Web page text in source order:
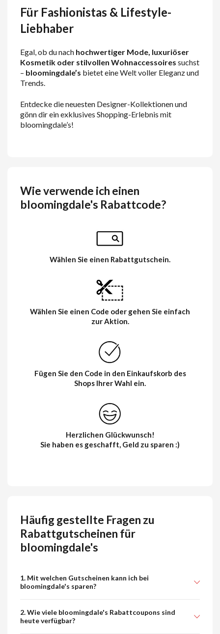
Für Fashionistas & Lifestyle-
Liebhaber
Egal, ob du nach hochwertiger Mode, luxuriöser
Kosmetik oder stilvollen Wohnaccessoires suchst
– bloomingdale’s bietet eine Welt voller Eleganz und
Trends.
Entdecke die neuesten Designer-Kollektionen und
gönn dir ein exklusives Shopping-Erlebnis mit
bloomingdale’s!
Wie verwende ich einen
bloomingdale's Rabattcode?
Wählen Sie einen Rabattgutschein.
Wählen Sie einen Code oder gehen Sie einfach
zur Aktion.
Fügen Sie den Code in den Einkaufskorb des
Shops Ihrer Wahl ein.
Herzlichen Glückwunsch!
Sie haben es geschafft, Geld zu sparen :)
Häufig gestellte Fragen zu
Rabattgutscheinen für
bloomingdale's
1. Mit welchen Gutscheinen kann ich bei
bloomingdale's sparen?
2. Wie viele bloomingdale's Rabattcoupons sind
heute verfügbar?